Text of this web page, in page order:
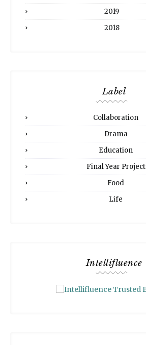
2019
2018
Label
Collaboration
Drama
Education
Final Year Project
Food
Life
Intellifluence